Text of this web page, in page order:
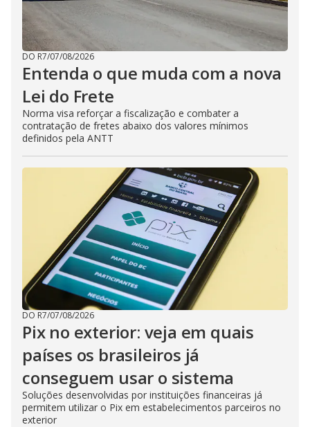
DO R7/07/08/2026
Entenda o que muda com a nova
Lei do Frete
Norma visa reforçar a fiscalização e combater a
contratação de fretes abaixo dos valores mínimos
definidos pela ANTT
DO R7/07/08/2026
Pix no exterior: veja em quais
países os brasileiros já
conseguem usar o sistema
Soluções desenvolvidas por instituições financeiras já
permitem utilizar o Pix em estabelecimentos parceiros no
exterior